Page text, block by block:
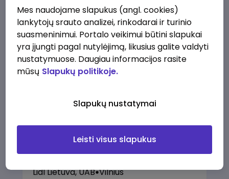
prieš 1 d.
Valytojas (-a) Marijampolėje
(Palangos g.) (0,25 etatu)
Lidl Lietuva, UAB Marijampolė
289 - 337 €/mėn. Prieš mokesčius
Talent Development Project Manager
(fixed term - 1.5 years)
Lidl Lietuva, UAB Vilnius
Mes naudojame slapukus (angl. cookies)
lankytojų srauto analizei, rinkodarai ir turinio
suasmeninimui. Portalo veikimui būtini slapukai
yra įjungti pagal nutylėjimą, likusius galite valdyti
nustatymuose. Daugiau informacijos rasite
mūsų Slapukų politikoje.
Slapukų nustatymai
Leisti visus slapukus